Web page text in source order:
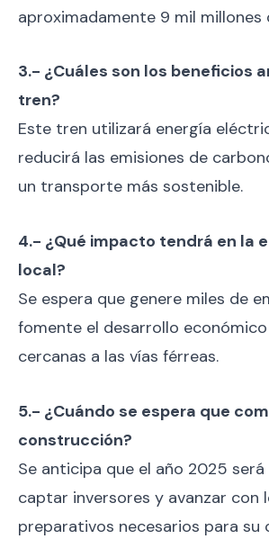
aproximadamente 9 mil millones
3.- ¿Cuáles son los beneficios
tren?
Este tren utilizará energía
reducirá las emisiones de
un transporte más sostenible.
4.- ¿Qué impacto tendrá en la
local?
Se espera que genere miles de
fomente el desarrollo económico
cercanas a las vías férreas.
5.- ¿Cuándo se espera que
construcción?
Se anticipa que el año 2025
captar inversores y avanzar con
preparativos necesarios para su